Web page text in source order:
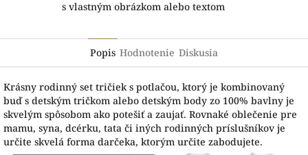
s vlastným obrázkom alebo textom
Popis Hodnotenie Diskusia
Krásny rodinný set tričiek s potlačou, ktorý je kombinovaný
buď s detským tričkom alebo detským body zo 100% bavlny je
skvelým spôsobom ako potešiť a zaujať. Rovnaké oblečenie pre
mamu, syna, dcérku, tata či iných rodinných príslušníkov je
určite skvelá forma darčeka, ktorým určite zabodujete.